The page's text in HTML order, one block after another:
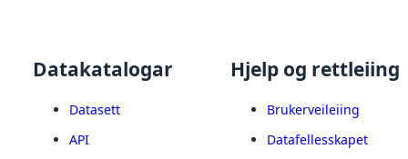
Datakatalogar
Datasett
API
Hjelp og rettleiing
Brukerveileiing
Datafellesskapet